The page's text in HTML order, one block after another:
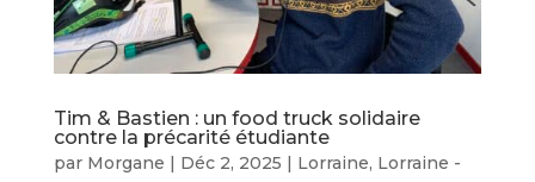
Tim & Bastien : un food truck solidaire
contre la précarité étudiante
par Morgane | Déc 2, 2025 | Lorraine, Lorraine -